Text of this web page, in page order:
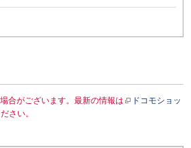
合がございます。最新の情報は
ドコモショッ
さい。